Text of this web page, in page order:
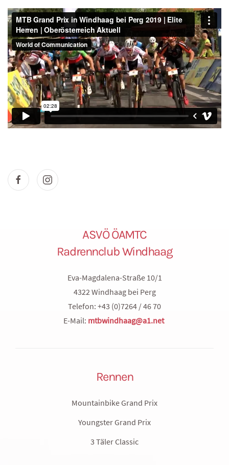
ASVÖ ÖAMTC
Radrennclub Windhaag
Eva-Magdalena-Straße 10/1
4322 Windhaag bei Perg
Telefon: +43 (0)7264 / 46 70
E-Mail: mtbwindhaag@a1.net
Rennen
Mountainbike Grand Prix
Youngster Grand Prix
3 Täler Classic